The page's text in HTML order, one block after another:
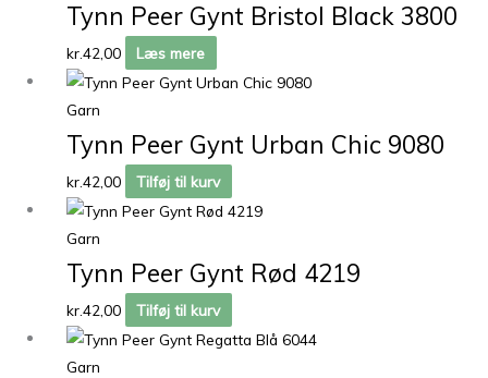
Tynn Peer Gynt Bristol Black 3800
kr.42,00 Læs mere
Garn
Tynn Peer Gynt Urban Chic 9080
kr.42,00 Tilføj til kurv
Garn
Tynn Peer Gynt Rød 4219
kr.42,00 Tilføj til kurv
Garn